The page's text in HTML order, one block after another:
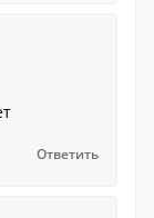
Ответить